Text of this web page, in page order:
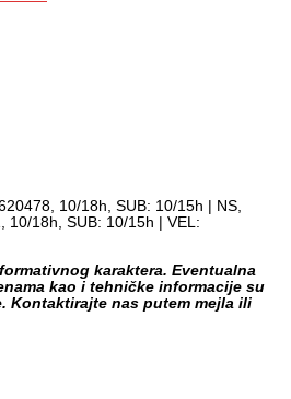
10/18h, SUB: 10/15h | NS,
10/18h, SUB: 10/15h | VEL:
karaktera. Eventualna
kao i tehničke informacije su
Kontaktirajte nas putem mejla ili